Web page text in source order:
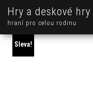
Hry a deskové hry
hraní pro celou rodinu
Sleva!